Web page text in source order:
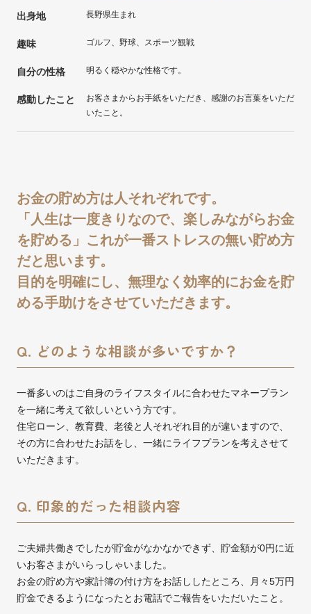
出身地 長野県生まれ
趣味 ゴルフ、野球、スポーツ観戦
自分の性格 明るく穏やかな性格です。
感動したこと
お客さまからお手紙をいただき、感謝のお言葉をいただ
いたこと。
お金の貯め方は人それぞれです。
「人生は一度きりなので、楽しみながらお金
を貯める」これが一番ストレスの無い貯め方
だと思います。
目的を明確にし、無理なく効率的にお金を貯
める手助けをさせていただきます。
Q. どのような相談が多いですか？
一番多いのはご自身のライフスタイルに合わせたマネープラン
を一緒に考えて欲しいという方です。
住宅ローン、教育費、老後と人それぞれ目的が違いますので、
その方に合わせたお話をし、一緒にライフプランを考えさせて
いただきます。
Q. 印象的だった相談内容
ご夫婦共働きでしたが貯金がなかなかできず、貯金額が0円に近
いお客さまがいらっしゃいました。
お金の貯め方や家計簿の付け方をお話ししたところ、月々5万円
貯金できるようになったとお電話でご報告をいただいたこと。